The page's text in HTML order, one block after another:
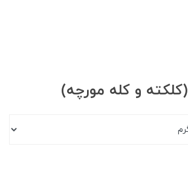
و کله مورچه)